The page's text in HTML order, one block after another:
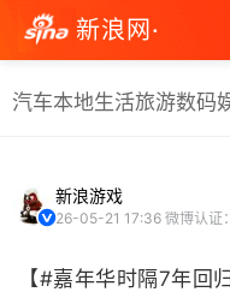
新浪网·
汽车本地生活旅游数码
新浪游戏
26-05-21 17:36 微博认证
【#嘉年华时隔7年回